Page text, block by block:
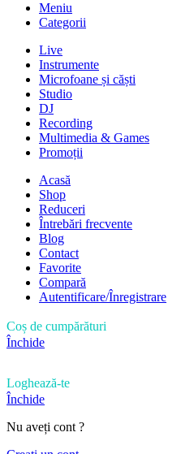
Meniu
Categorii
Live
Instrumente
Microfoane și căști
Studio
DJ
Recording
Multimedia & Games
Promoții
Acasă
Shop
Reduceri
Întrebări frecvente
Blog
Contact
Favorite
Compară
Autentificare/Înregistrare
Coș de cumpărături
Închide
Loghează-te
Închide
Nu aveți cont ?